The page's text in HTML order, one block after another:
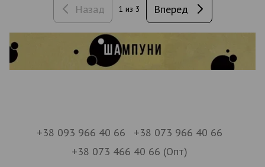
Назад 1 из 3 Вперед
+38 093 966 40 66
+38 073 966 40 66
+38 073 466 40 66 (Опт)